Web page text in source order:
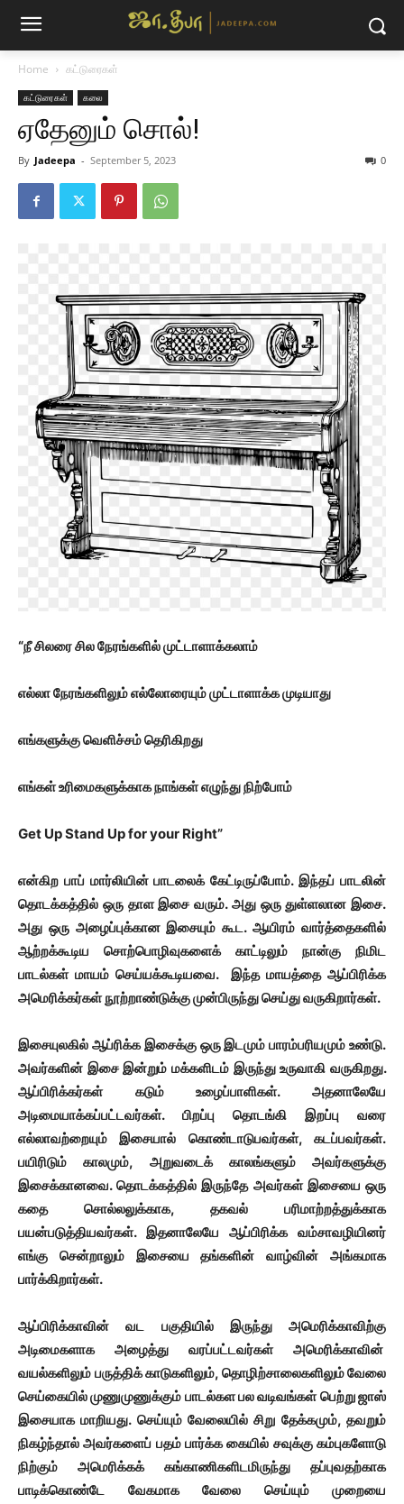
Home கட்டுரைகள்
கட்டுரைகள் கலை
ஏதேனும் சொல்!
By Jadeepa - September 5, 2023 0
“நீ சிலரை சில நேரங்களில் முட்டாளாக்கலாம்
எல்லா நேரங்களிலும் எல்லோரையும் முட்டாளாக்க முடியாது
எங்களுக்கு வெளிச்சம் தெரிகிறது
எங்கள் உரிமைகளுக்காக நாங்கள் எழுந்து நிற்போம்
Get Up Stand Up for your Right”
என்கிற பாப் மார்லியின் பாடலைக் கேட்டிருப்போம். இந்தப் பாடலின்
தொடக்கத்தில் ஒரு தாள இசை வரும். அது ஒரு துள்ளலான இசை.
அது ஒரு அழைப்புக்கான இசையும் கூட. ஆயிரம் வார்த்தைகளில்
ஆற்றக்கூடிய சொற்பொழிவுகளைக் காட்டிலும் நான்கு நிமிட
பாடல்கள் மாயம் செய்யக்கூடியவை. இந்த மாயத்தை ஆப்பிரிக்க
அமெரிக்கர்கள் நூற்றாண்டுக்கு முன்பிருந்து செய்து வருகிறார்கள்.
இசையுலகில் ஆப்ரிக்க இசைக்கு ஒரு இடமும் பாரம்பரியமும் உண்டு.
அவர்களின் இசை இன்றும் மக்களிடம் இருந்து உருவாகி வருகிறது.
ஆப்பிரிக்கர்கள் கடும் உழைப்பாளிகள். அதனாலேயே
அடிமையாக்கப்பட்டவர்கள். பிறப்பு தொடங்கி இறப்பு வரை
எல்லாவற்றையும் இசையால் கொண்டாடுபவர்கள், கடப்பவர்கள்.
பயிரிடும் காலமும், அறுவடைக் காலங்களும் அவர்களுக்கு
இசைக்கானவை. தொடக்கத்தில் இருந்தே அவர்கள் இசையை ஒரு
கதை சொல்லலுக்காக, தகவல் பரிமாற்றத்துக்காக
பயன்படுத்தியவர்கள். இதனாலேயே ஆப்பிரிக்க வம்சாவழியினர்
எங்கு சென்றாலும் இசையை தங்களின் வாழ்வின் அங்கமாக
பார்க்கிறார்கள்.
ஆப்பிரிக்காவின் வட பகுதியில் இருந்து அமெரிக்காவிற்கு
அடிமைகளாக அழைத்து வரப்பட்டவர்கள் அமெரிக்காவின்
வயல்களிலும் பருத்திக் காடுகளிலும், தொழிற்சாலைகளிலும் வேலை
செய்கையில் முணுமுணுக்கும் பாடல்கள பல வடிவங்கள் பெற்று ஜாஸ்
இசையாக மாறியது. செய்யும் வேலையில் சிறு தேக்கமும், தவறும்
நிகழ்ந்தால் அவர்களைப் பதம் பார்க்க கையில் சவுக்கு கம்புகளோடு
நிற்கும் அமெரிக்கக் கங்காணிகளிடமிருந்து தப்புவதற்காக
பாடிக்கொண்டே வேகமாக வேலை செய்யும் முறையை